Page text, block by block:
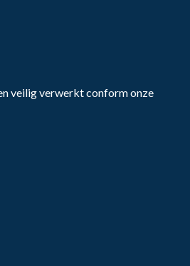
veilig verwerkt conform onze